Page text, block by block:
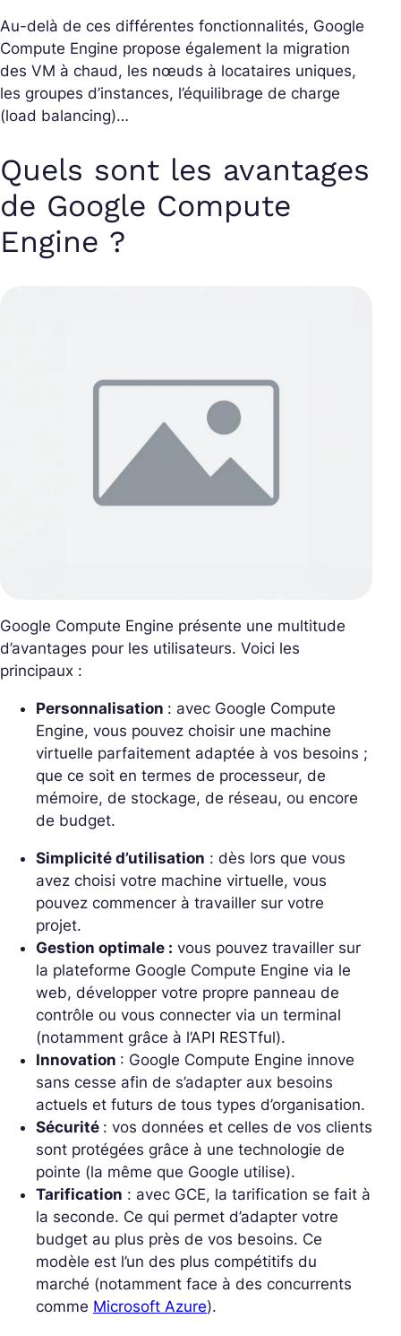
Au-delà de ces différentes fonctionnalités, Google
Compute Engine propose également la migration
des VM à chaud, les nœuds à locataires uniques,
les groupes d’instances, l’équilibrage de charge
(load balancing)…
Quels sont les avantages
de Google Compute
Engine ?
Google Compute Engine présente une multitude
d’avantages pour les utilisateurs. Voici les
principaux :
Personnalisation : avec Google Compute
Engine, vous pouvez choisir une machine
virtuelle parfaitement adaptée à vos besoins ;
que ce soit en termes de processeur, de
mémoire, de stockage, de réseau, ou encore
de budget.
Simplicité d’utilisation : dès lors que vous
avez choisi votre machine virtuelle, vous
pouvez commencer à travailler sur votre
projet.
Gestion optimale : vous pouvez travailler sur
la plateforme Google Compute Engine via le
web, développer votre propre panneau de
contrôle ou vous connecter via un terminal
(notamment grâce à l’API RESTful).
Innovation : Google Compute Engine innove
sans cesse afin de s’adapter aux besoins
actuels et futurs de tous types d’organisation.
Sécurité : vos données et celles de vos clients
sont protégées grâce à une technologie de
pointe (la même que Google utilise).
Tarification : avec GCE, la tarification se fait à
la seconde. Ce qui permet d’adapter votre
budget au plus près de vos besoins. Ce
modèle est l’un des plus compétitifs du
marché (notamment face à des concurrents
comme Microsoft Azure).